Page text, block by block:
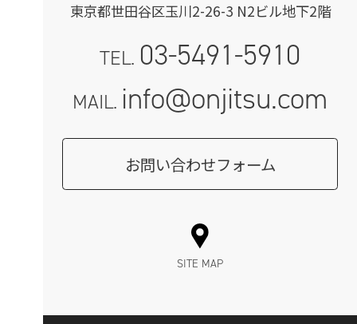
東京都世田谷区玉川2-26-3 N2ビル地下2階
TEL. 03-5491-5910
MAIL. info@onjitsu.com
お問い合わせフォーム
SITE MAP